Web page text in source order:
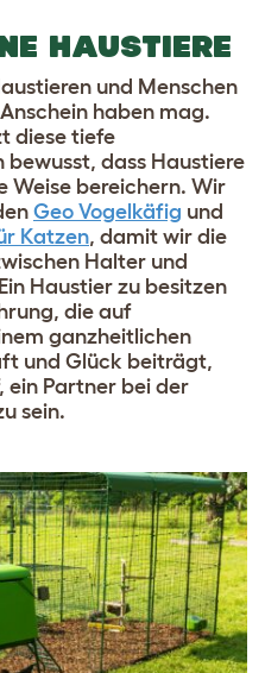
HAUSTIERE
und Menschen
haben mag.
diese tiefe
bewusst, dass Haustiere
Weise bereichern. Wir
Geo Vogelkäfig und
Katzen, damit wir die
Halter und
Haustier zu besitzen
die auf
ganzheitlichen
und Glück beiträgt,
ein Partner bei der
sein.